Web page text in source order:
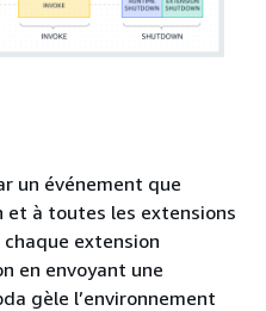
un événement que
et à toutes les extensions
extension
en envoyant une
gèle l’environnement